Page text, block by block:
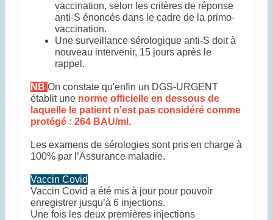
vaccination, selon les critères de réponse
anti-S énoncés dans le cadre de la primo-
vaccination.
Une surveillance sérologique anti-S doit à
nouveau intervenir, 15 jours après le
rappel.
NB On constate qu'enfin un DGS-URGENT
établit une norme officielle en dessous de
laquelle le patient n'est pas considéré comme
protégé : 264 BAU/ml.
Les examens de sérologies sont pris en charge à
100% par l’Assurance maladie.
Vaccin Covid
Vaccin Covid a été mis à jour pour pouvoir
enregistrer jusqu’à 6 injections.
Une fois les deux premières injections